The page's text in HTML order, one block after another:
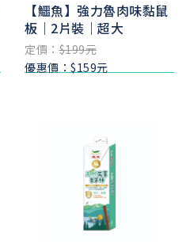
【鱷魚】強力魯肉味黏鼠
板｜2片裝｜超大
定價：$199元
優惠價：$159元